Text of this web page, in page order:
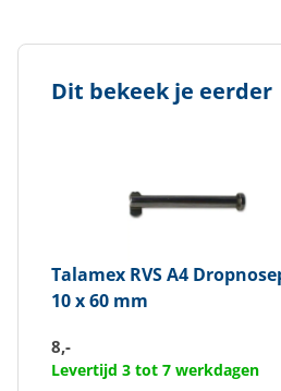
Dit bekeek je eerder
Talamex RVS A4
10 x 60 mm
8,-
Levertijd 3 tot 7 werkdagen